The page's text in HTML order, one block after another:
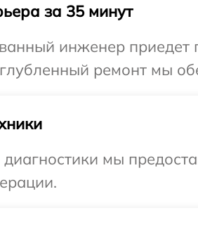
за 35 минут
инженер приедет
ремонт мы
мы